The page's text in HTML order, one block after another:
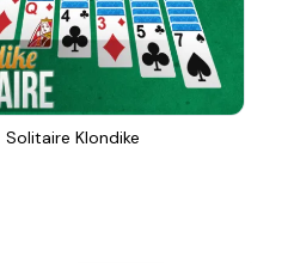
Solitaire Klondike